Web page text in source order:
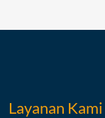
Layanan Kami